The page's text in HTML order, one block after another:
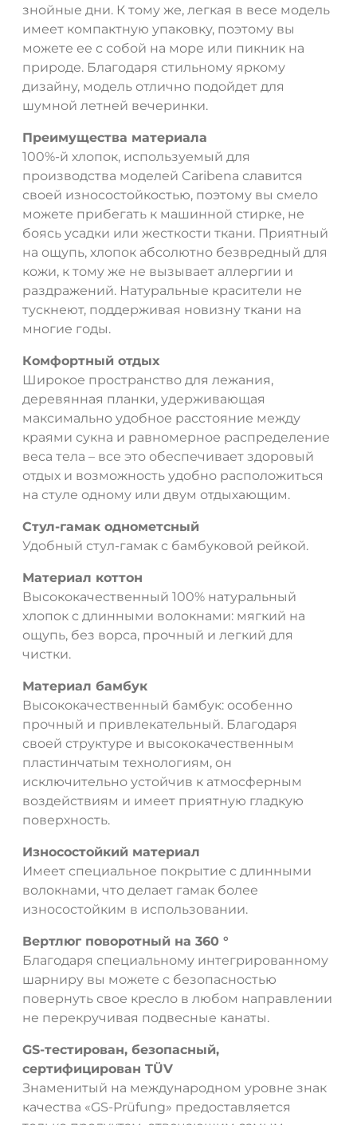
знойные дни. К тому же, легкая в весе модель
имеет компактную упаковку, поэтому вы
можете ее с собой на море или пикник на
природе. Благодаря стильному яркому
дизайну, модель отлично подойдет для
шумной летней вечеринки.
Преимущества материала
100%-й хлопок, используемый для
производства моделей Caribena славится
своей износостойкостью, поэтому вы смело
можете прибегать к машинной стирке, не
боясь усадки или жесткости ткани. Приятный
на ощупь, хлопок абсолютно безвредный для
кожи, к тому же не вызывает аллергии и
раздражений. Натуральные красители не
тускнеют, поддерживая новизну ткани на
многие годы.
Комфортный отдых
Широкое пространство для лежания,
деревянная планки, удерживающая
максимально удобное расстояние между
краями сукна и равномерное распределение
веса тела – все это обеспечивает здоровый
отдых и возможность удобно расположиться
на стуле одному или двум отдыхающим.
Стул-гамак однометсный
Удобный стул-гамак с бамбуковой рейкой.
Материал коттон
Высококачественный 100% натуральный
хлопок с длинными волокнами: мягкий на
ощупь, без ворса, прочный и легкий для
чистки.
Материал бамбук
Высококачественный бамбук: особенно
прочный и привлекательный. Благодаря
своей структуре и высококачественным
пластинчатым технологиям, он
исключительно устойчив к атмосферным
воздействиям и имеет приятную гладкую
поверхность.
Износостойкий материал
Имеет специальное покрытие с длинными
волокнами, что делает гамак более
износостойким в использовании.
Вертлюг поворотный на 360 °
Благодаря специальному интегрированному
шарниру вы можете с безопасностью
повернуть свое кресло в любом направлении
не перекручивая подвесные канаты.
GS-тестирован, безопасный,
сертифицирован TÜV
Знаменитый на международном уровне знак
качества «GS-Prüfung» предоставляется